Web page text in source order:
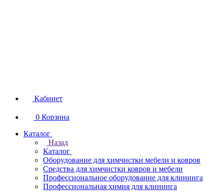
Кабинет
0 Корзина
Каталог
Назад
Каталог
Оборудование для химчистки мебели и ковров
Средства для химчистки ковров и мебели
Профессиональное оборудование для клининга
Профессиональная химия для клининга